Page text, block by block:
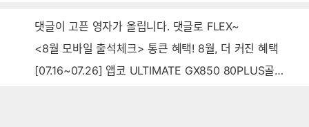
댓글이 고픈 영자가 올립니다. 댓글로 FLEX~
<8월 모바일 출석체크> 통큰 혜택! 8월, 더 커진 혜택
[07.16~07.26] 앱코 ULTIMATE GX850 80PLUS골드 풀모듈러 ATX3.0 블랙